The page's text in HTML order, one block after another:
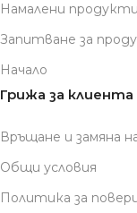
Намалени продукти
Запитване за
Начало
Грижа за клиента
Връщане и замяна
Общи условия
Политика за